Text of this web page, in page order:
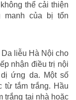
thể cải thiện
manh của bị tổn
liễu Hà Nội cho
nhận điều trị nội
ứng da. Một số
từ tắm trắng. Hầu
trắng tại nhà hoặc